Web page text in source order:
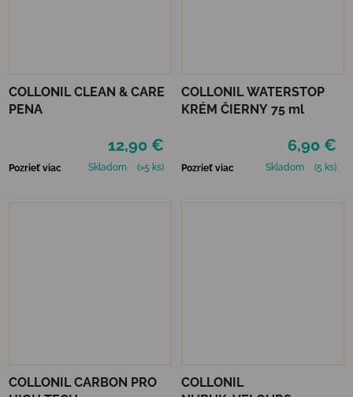
COLLONIL CLEAN & CARE
PENA
12,90 €
Pozrieť viac Skladom (>5 ks)
COLLONIL WATERSTOP
KRÉM ČIERNY 75 ml
6,90 €
Pozrieť viac Skladom (5 ks)
COLLONIL CARBON PRO
COLLONIL